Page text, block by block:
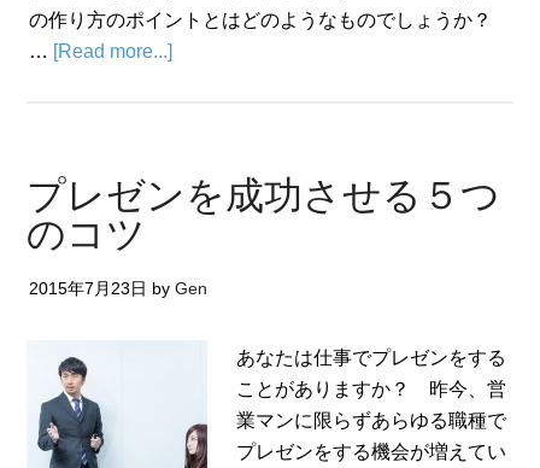
の作り方のポイントとはどのようなものでしょうか？
… [Read more...]
プレゼンを成功させる５つ
のコツ
2015年7月23日 byGen
あなたは仕事でプレゼンをする
ことがありますか？ 昨今、営
業マンに限らずあらゆる職種で
プレゼンをする機会が増えてい